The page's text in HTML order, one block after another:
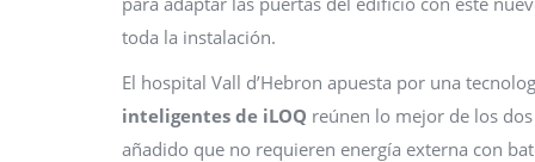
toda la instalación.
El hospital Vall d’Hebron apuesta por una
inteligentes de iLOQ reúnen lo mejor de los
añadido que no requieren energía externa con